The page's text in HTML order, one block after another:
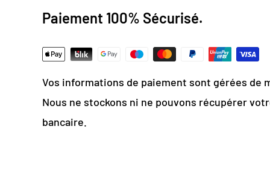
Papier Peint Intissé : pose facile & durable
Vinyle & Toile anti-allergène
Matière ignifugée, antistatique et anti-
Paiement 100% Sécurisé.
Vos informations de paiement sont gérées de
Nous ne stockons ni ne pouvons récupérer
bancaire.